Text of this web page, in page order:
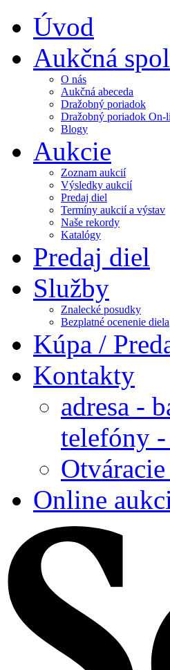
Úvod
Aukčná
O nás
Aukčná abeceda
Dražobný poriadok
Dražobný poriadok On-
Blogy
Aukcie
Zoznam aukcií
Výsledky aukcií
Predaj diel
Termíny aukcií a výstav
Naše rekordy
Katalógy
Predaj diel
Služby
Znalecké posudky
Bezplatné ocenenie diela
Kúpa /
Kontakty
adresa -
telefóny
Online